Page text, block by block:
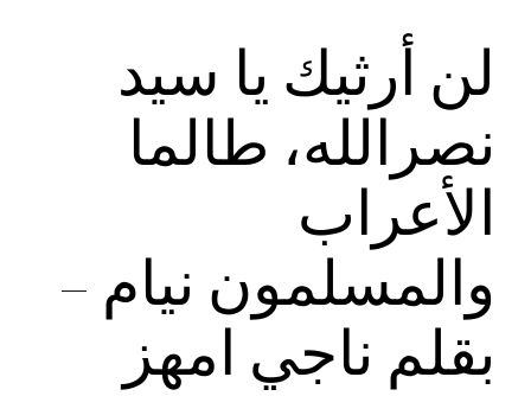
لن أرثيك يا سيد
نصرالله، طالما
الأعراب
والمسلمون نيام –
بقلم ناجي امهز